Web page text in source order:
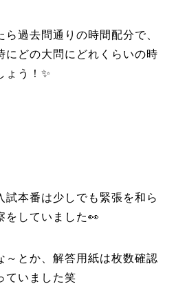
過去問通りの時間配分で、
にどの大問にどれくらいの時
ょう！✨
試本番は少しでも緊張を和ら
をしていました👀
～とか、解答用紙は枚数確認
ていました笑